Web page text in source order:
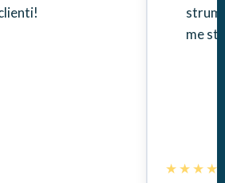
me